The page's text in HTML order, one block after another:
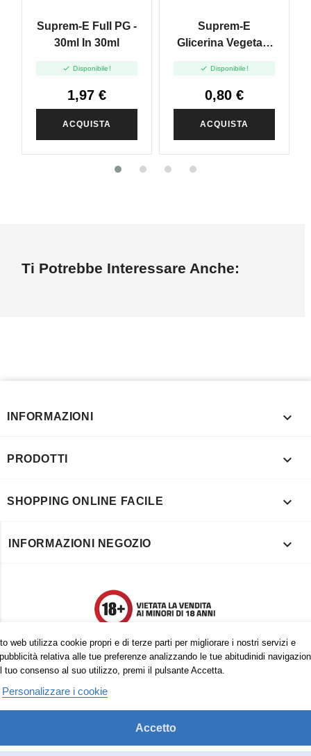
Suprem-E Full PG -
30ml In 30ml
 Disponibile!
1,97 €
ACQUISTA
Suprem-E
Glicerina Vegetale
 Disponibile!
0,80 €
ACQUISTA
Ti Potrebbe Interessare Anche:
web utilizza cookie propri e di terze parti per migliorare i nostri servizi e
relativa alle tue preferenze analizzando le tue abitudinidi
tuo consenso al suo utilizzo, premi il pulsante Accetta.
Personalizzare i cookie
Accetto
INFORMAZIONI 
PRODOTTI 
SHOPPING ONLINE FACILE 
INFORMAZIONI NEGOZIO 
Trovaci anche su: